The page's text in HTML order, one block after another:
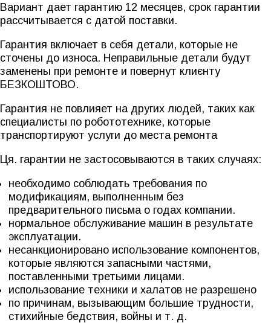
Вариант дает гарантию 12 месяцев, срок гарантии
рассчитывается с датой поставки.
Гарантия включает в себя детали, которые не
сточены до износа. Неправильные детали будут
заменены при ремонте и повернут клиєнту
БЕЗКОШТОВО.
Гарантия не повлияет на других людей, таких как
специалисты по робототехнике, которые
транспортируют услуги до места ремонта
Ця. гарантии не застосовываются в таких случаях:
необходимо соблюдать требования по
модификациям, выполненным без
предварительного письма о годах компании.
нормальное обслуживание машин в результате
эксплуатации.
несанкционировано использование компонентов,
которые являются запасными частями,
поставленными третьими лицами.
использование техники и халатов не разрешено
по причинам, вызывающим большие трудности,
стихийные бедствия, войны и т. д.